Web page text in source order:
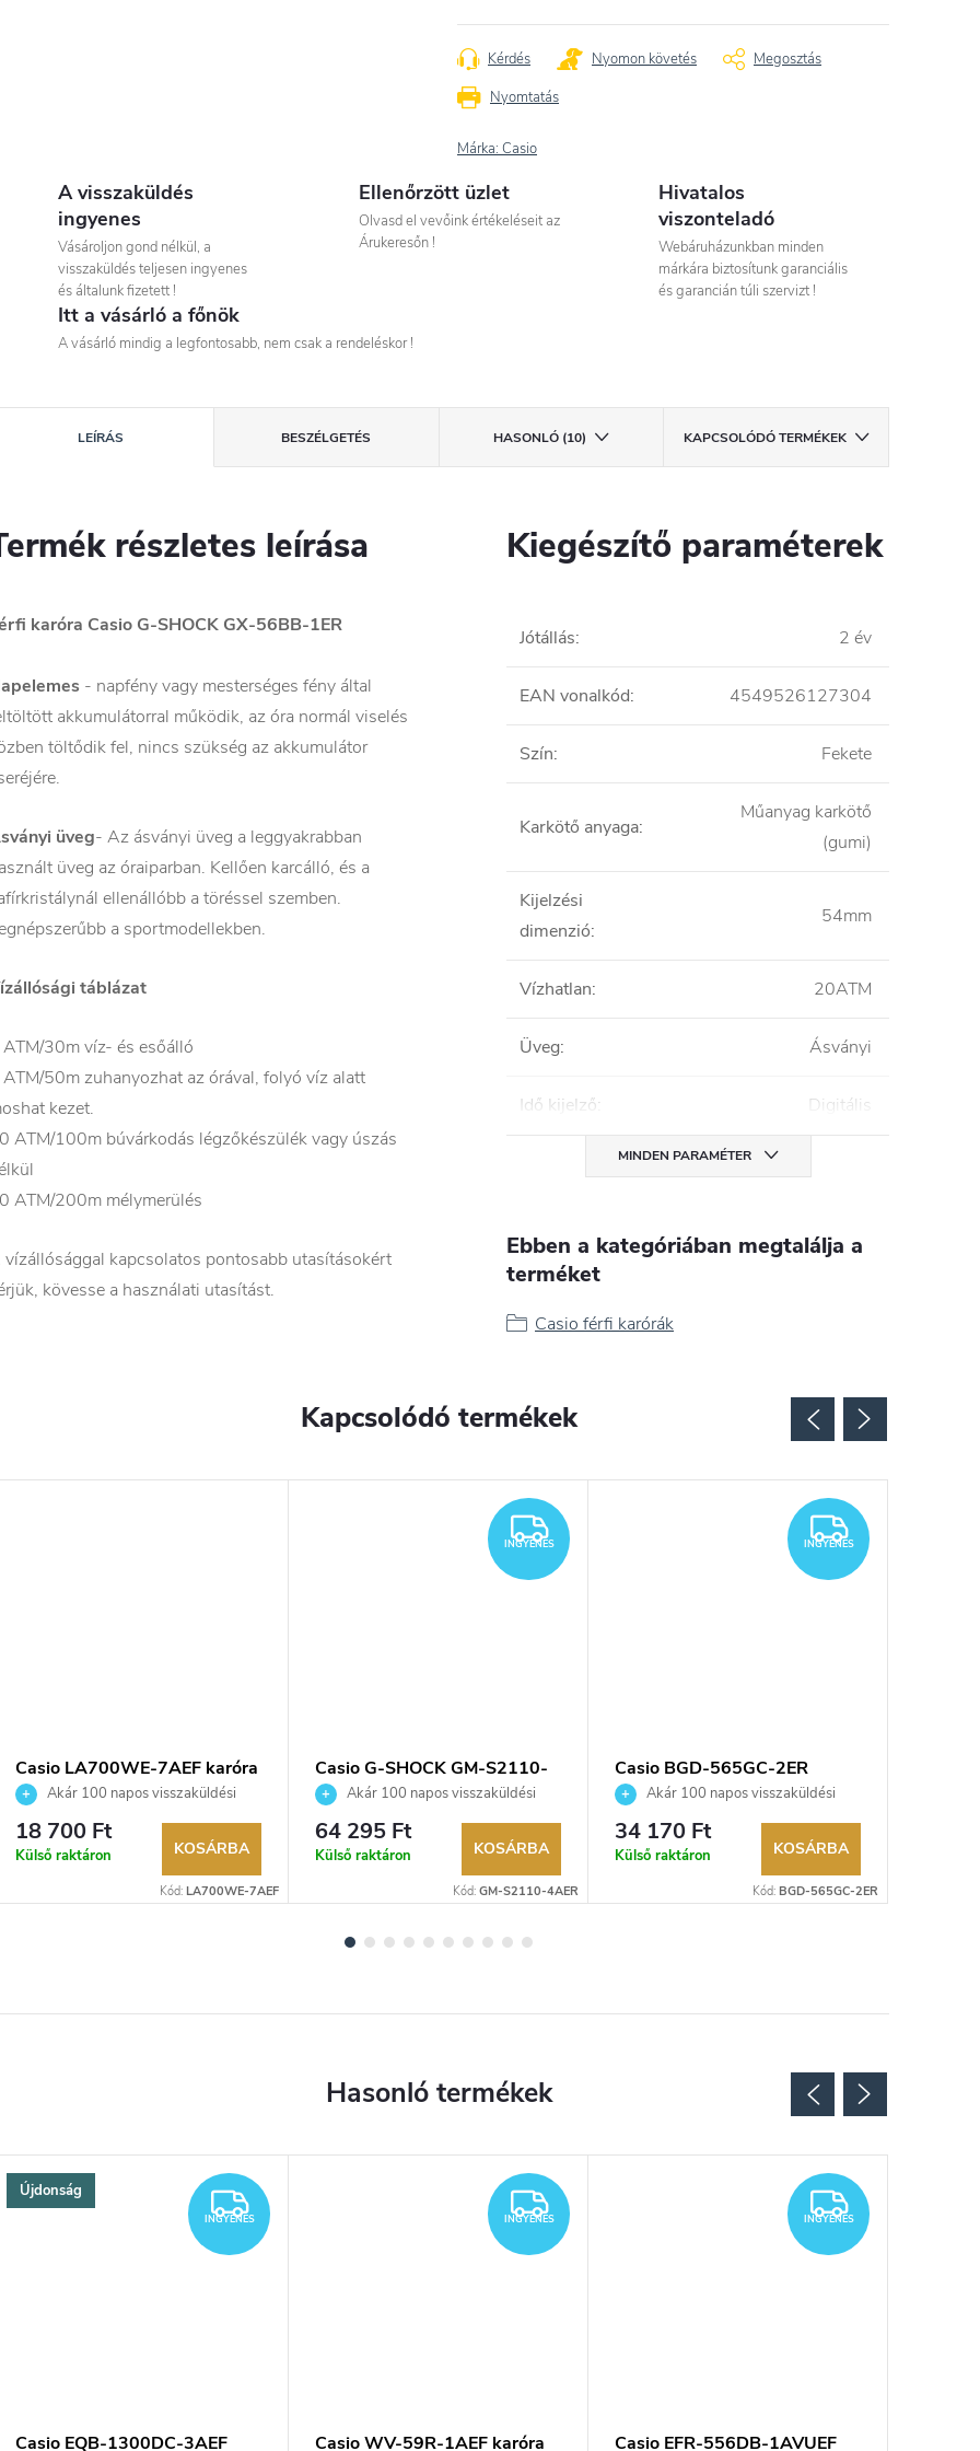
Nyomtatás
Kérdés Nyomon követés Megosztás
Márka: Casio
A visszaküldés
ingyenes
Vásároljon gond nélkül, a
visszaküldés teljesen ingyenes
és általunk fizetett !
Ellenőrzött üzlet
Olvasd el vevőink értékeléseit az
Árukeresőn !
Hivatalos
viszonteladó
Webáruházunkban minden
márkára biztosítunk garanciális
és garancián túli szervizt !
Itt a vásárló a főnök
A vásárló mindig a legfontosabb, nem csak a rendeléskor !
LEÍRÁS BESZÉLGETÉS HASONLÓ (10) KAPCSOLÓDÓ TERMÉKEK
részletes leírása
karóra Casio G-SHOCK GX-56BB-1ER
- napfény vagy mesterséges fény által
akkumulátorral működik, az óra normál viselés
töltődik fel, nincs szükség az akkumulátor
üveg- Az ásványi üveg a leggyakrabban
üveg az óraiparban. Kellően karcálló, és a
ellenállóbb a töréssel szemben.
a sportmodellekben.
táblázat
30m víz- és esőálló
50m zuhanyozhat az órával, folyó víz alatt
kezet.
ATM/100m búvárkodás légzőkészülék vagy úszás
ATM/200m mélymerülés
vízállósággal kapcsolatos pontosabb utasításokért
kövesse a használati utasítást.
Kiegészítő paraméterek
Jótállás: 2 év
EAN vonalkód: 4549526127304
Szín: Fekete
Karkötő anyaga:
Műanyag karkötő
(gumi)
Kijelzési
dimenzió:
54mm
Vízhatlan: 20ATM
Üveg: Ásványi
Idő kijelző: Digitális
MINDEN PARAMÉTER
Ebben a kategóriában megtalálja a
terméket
Casio férfi karórák
Kapcsolódó termékek
Casio LA700WE-7AEF karóra
Akár 100 napos visszaküldési
lehetőség. Hivatalos márkakereskedő.
18 700 Ft
Külső raktáron KOSÁRBA
Kód: LA700WE-7AEF
INGYENES
INGYENES
Casio G-SHOCK GM-S2110-
4AER karóra
Akár 100 napos visszaküldési
lehetőség. Hivatalos márkakereskedő.
64 295 Ft
Külső raktáron KOSÁRBA
Kód: GM-S2110-4AER
INGYENES
INGYENES
Casio BGD-565GC-2ER
karóraAkár 100 napos visszaküldési
lehetőség. Hivatalos márkakereskedő.
34 170 Ft
Külső raktáron KOSÁRBA
Kód: BGD-565GC-2ER
Újdonság INGYENES
INGYENES
Casio EQB-1300DC-3AEF
INGYENES
INGYENES
Casio WV-59R-1AEF karóra
INGYENES
INGYENES
Casio EFR-556DB-1AVUEF